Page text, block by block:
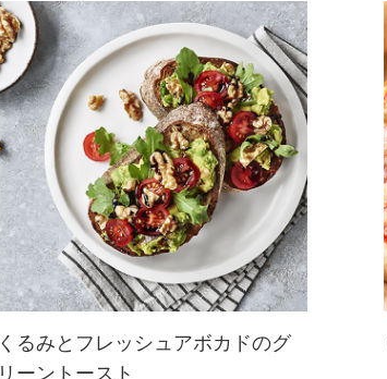
くるみとフレッシュアボカドのグ
リーントースト